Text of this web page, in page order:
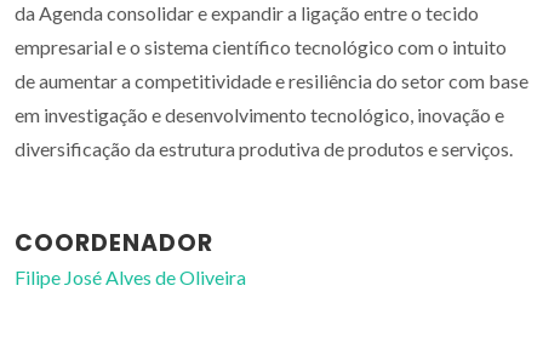
da Agenda consolidar e expandir a ligação entre o tecido
empresarial e o sistema científico tecnológico com o intuito
de aumentar a competitividade e resiliência do setor com base
em investigação e desenvolvimento tecnológico, inovação e
diversificação da estrutura produtiva de produtos e serviços.
COORDENADOR
Filipe José Alves de Oliveira